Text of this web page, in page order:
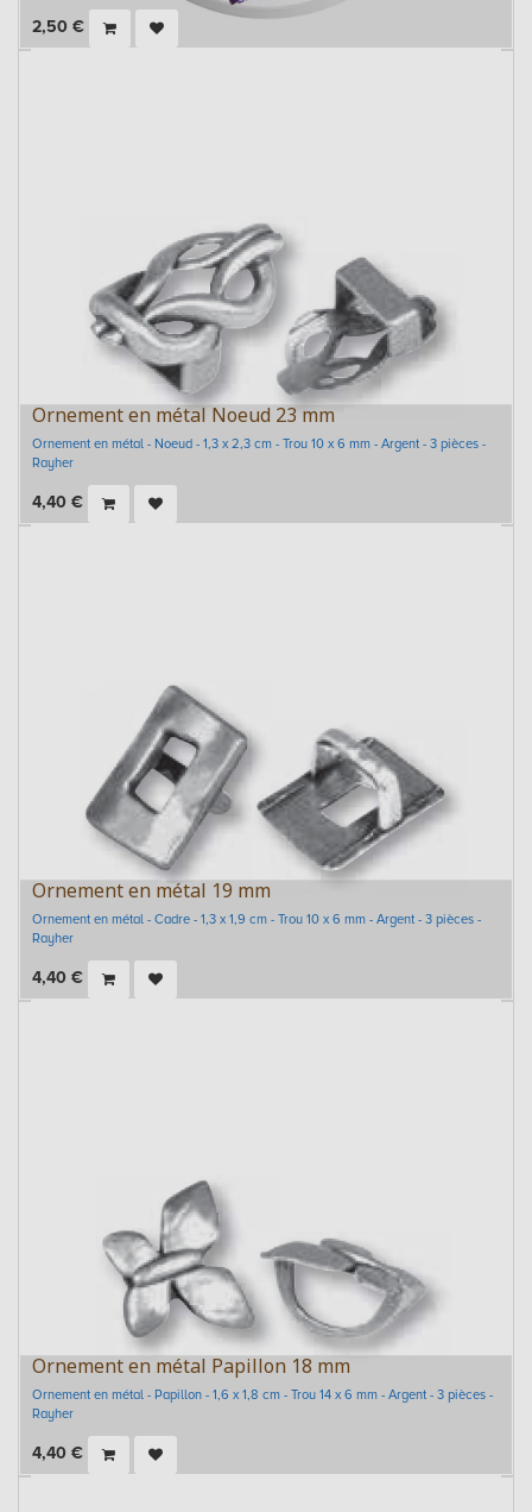
2,50 €
Ornement en métal Noeud 23 mm
Ornement en métal - Noeud - 1,3 x 2,3 cm - Trou 10 x 6 mm - Argent - 3 pièces -
Rayher
4,40 €
Ornement en métal 19 mm
Ornement en métal - Cadre - 1,3 x 1,9 cm - Trou 10 x 6 mm - Argent - 3 pièces -
Rayher
4,40 €
Ornement en métal Papillon 18 mm
Ornement en métal - Papillon - 1,6 x 1,8 cm - Trou 14 x 6 mm - Argent - 3 pièces -
Rayher
4,40 €